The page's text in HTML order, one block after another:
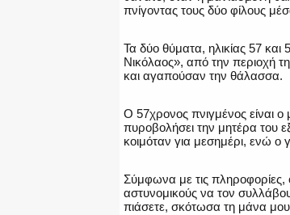
πνίγοντας τους δύο φίλους
Τα δύο θύματα, ηλικίας 57 και
Νικόλαος», από την περιοχή
και αγαπούσαν την θάλασσα.
Ο 57χρονος πνιγμένος είναι ο
πυροβολήσει την μητέρα του
κοιμόταν για μεσημέρι, ενώ ο
Σύμφωνα με τις πληροφορίες,
αστυνομικούς να τον
πιάσετε, σκότωσα τη μάνα